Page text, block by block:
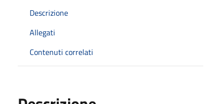
Descrizione
Allegati
Contenuti correlati